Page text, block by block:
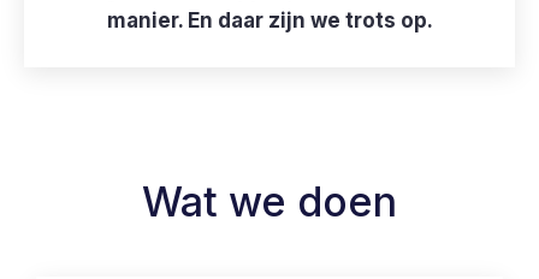
manier. En daar zijn we trots op.
Wat we doen